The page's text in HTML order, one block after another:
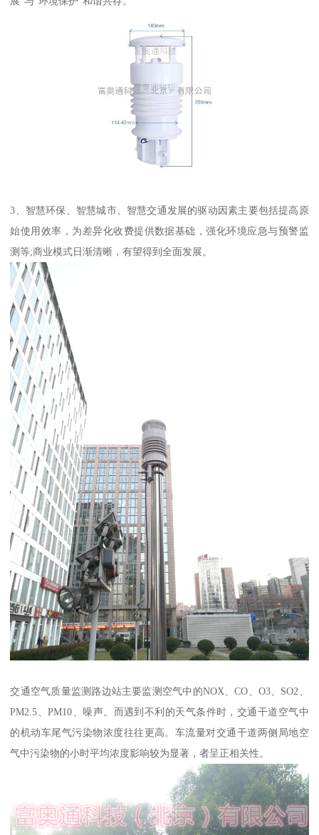
3、智慧环保、智慧城市、智慧交通发展的驱动因素主要包括提高原
始使用效率，为差异化收费提供数据基础，强化环境应急与预警监
测等;商业模式日渐清晰，有望得到全面发展。
交通空气质量监测路边站主要监测空气中的NOX、CO、O3、SO2、
PM2.5、PM10、噪声。而遇到不利的天气条件时，交通干道空气中
的机动车尾气污染物浓度往往更高。车流量对交通干道两侧局地空
气中污染物的小时平均浓度影响较为显著，者呈正相关性。